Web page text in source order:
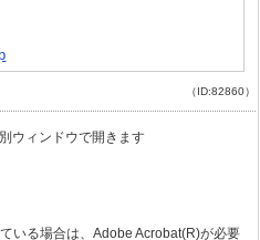
（ID:82860）
ウィンドウで開きます
いる場合は、Adobe Acrobat(R)が必要